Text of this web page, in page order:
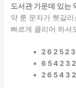
도서관 가운데 있는
약 룬 문자가 헷갈
빠르게 클리어 하셔
2 6 2 5 2
6 5 4 2 3
2 6 5 4 3